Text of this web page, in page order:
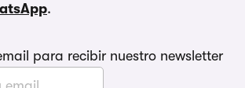
.
para recibir nuestro newsletter